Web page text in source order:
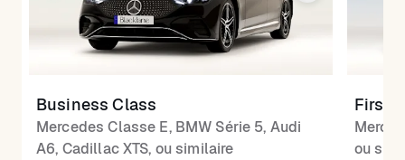
Business Class
Mercedes Classe E, BMW Série 5, Audi
A6, Cadillac XTS, ou similaire
First
ou